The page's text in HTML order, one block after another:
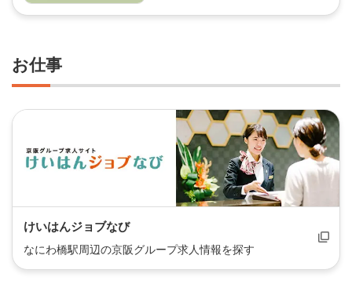
お仕事
けいはんジョブなび
なにわ橋駅周辺の京阪グループ求人情報を探す